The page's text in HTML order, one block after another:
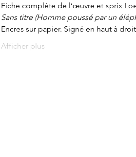
Fiche complète de l’œuvre et «prix
Sans titre (Homme poussé par un
Encres sur papier. Signé en haut à
Afficher plus